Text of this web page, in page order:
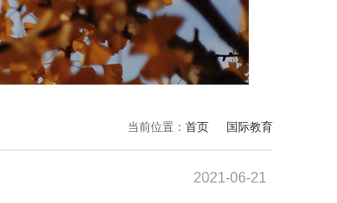
当前位置： 首页 国际教育
2021-06-21